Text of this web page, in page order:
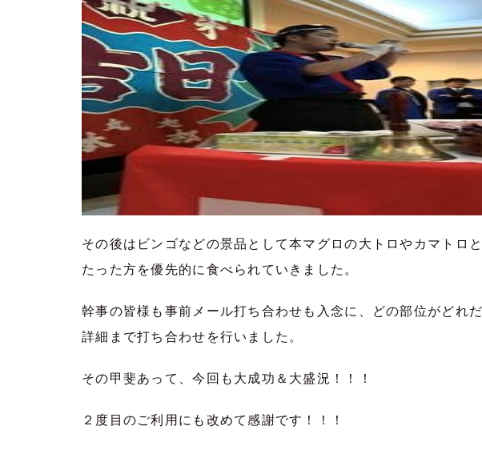
その後はビンゴなどの景品として本マグロの大トロやカマトロ
たった方を優先的に食べられていきました。
幹事の皆様も事前メール打ち合わせも入念に、どの部位がどれ
詳細まで打ち合わせを行いました。
その甲斐あって、今回も大成功＆大盛況！！！
２度目のご利用にも改めて感謝です！！！